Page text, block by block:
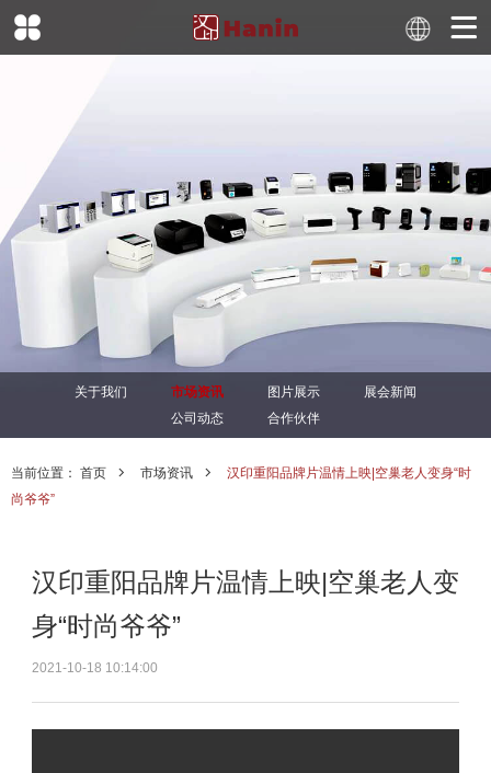
关于我们 市场资讯 图片展示
展会新闻
公司动态
合作伙伴
当前位置： 首页 市场资讯
汉印重阳品牌片温情上映|空巢老人变身“时
尚爷爷”
汉印重阳品牌片温情上映|空巢老人变
身“时尚爷爷”
2021-10-18 10:14:00